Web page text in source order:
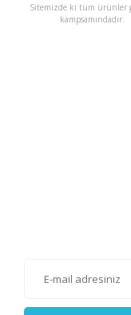
Sitemizde ki tüm ürünler
kampsamındadır.